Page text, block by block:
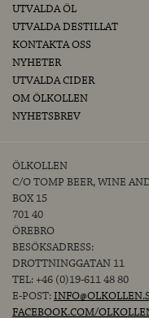
UTVALDA ÖL
UTVALDA DESTILLAT
KONTAKTA OSS
NYHETER
UTVALDA CIDER
OM ÖLKOLLEN
NYHETSBREV
ÖLKOLLEN
C/O TOMP BEER, WINE
BOX 15
701 40
ÖREBRO
BESÖKSADRESS:
DROTTNINGGATAN 11
TEL: +46 (0)19-611 48 80
E-POST:
FACEBOOK.COM/